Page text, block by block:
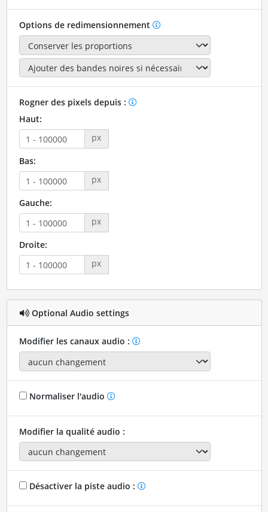
Options de redimensionnement
Rogner des pixels depuis :
Haut:
px
Bas:
px
Gauche:
px
Droite:
px
Optional Audio settings
Modifier les canaux audio :
Normaliser l'audio
Modifier la qualité audio :
Désactiver la piste audio :